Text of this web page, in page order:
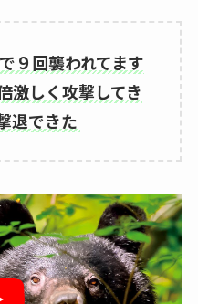
９回襲われてます
激しく攻撃してき
退できた